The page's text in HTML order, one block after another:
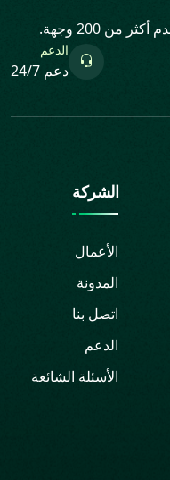
الدعم
دعم 24/7
الشركة
الأعمال
المدونة
اتصل بنا
الدعم
الأسئلة الشائعة